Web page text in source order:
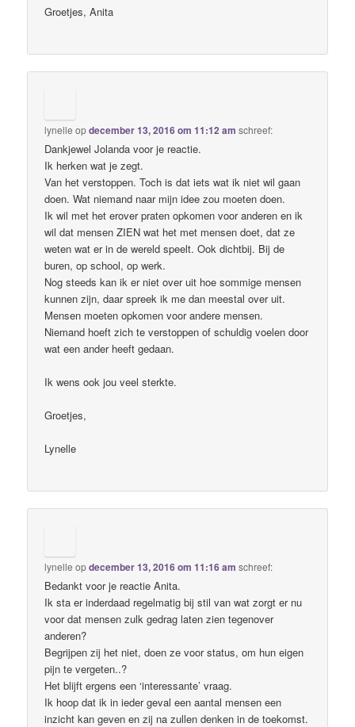
Groetjes, Anita
lynelle opdecember 13, 2016 om 11:12 am schreef:
Dankjewel Jolanda voor je reactie.
Ik herken wat je zegt.
Van het verstoppen. Toch is dat iets wat ik niet wil gaan
doen. Wat niemand naar mijn idee zou moeten doen.
Ik wil met het erover praten opkomen voor anderen en ik
wil dat mensen ZIEN wat het met mensen doet, dat ze
weten wat er in de wereld speelt. Ook dichtbij. Bij de
buren, op school, op werk.
Nog steeds kan ik er niet over uit hoe sommige mensen
kunnen zijn, daar spreek ik me dan meestal over uit.
Mensen moeten opkomen voor andere mensen.
Niemand hoeft zich te verstoppen of schuldig voelen door
wat een ander heeft gedaan.
Ik wens ook jou veel sterkte.
Groetjes,
Lynelle
lynelle opdecember 13, 2016 om 11:16 am schreef:
Bedankt voor je reactie Anita.
Ik sta er inderdaad regelmatig bij stil van wat zorgt er nu
voor dat mensen zulk gedrag laten zien tegenover
anderen?
Begrijpen zij het niet, doen ze voor status, om hun eigen
pijn te vergeten..?
Het blijft ergens een ‘interessante’ vraag.
Ik hoop dat ik in ieder geval een aantal mensen een
inzicht kan geven en zij na zullen denken in de toekomst.